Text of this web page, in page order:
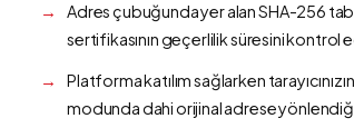
Adres çubuğunda yer alan SHA-256
sertifikasının geçerlilik süresini kontrol
Platforma katılım sağlarken
modunda dahi orijinal adrese